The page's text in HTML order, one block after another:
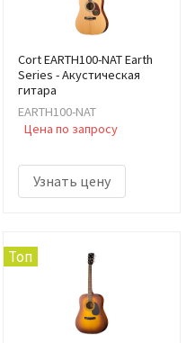
Cort EARTH100-NAT Earth
Series - Акустическая
гитара
EARTH100-NAT
Цена по запросу
Узнать цену
Топ